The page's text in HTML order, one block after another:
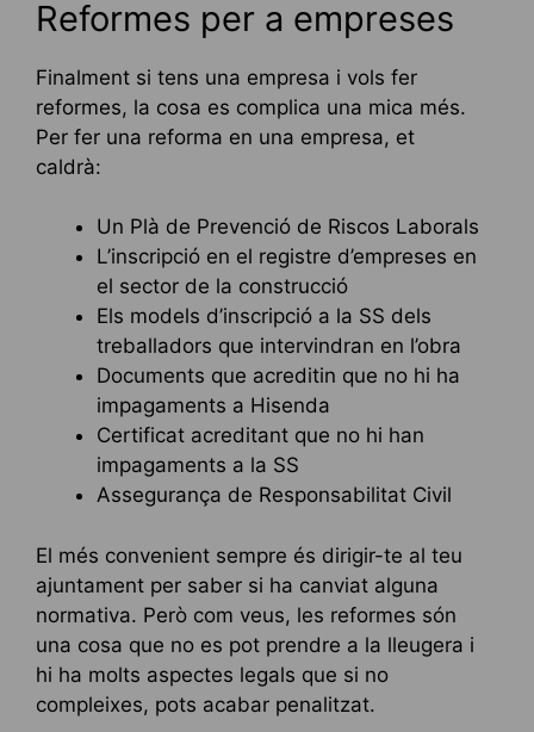
Reformes per a empreses
Finalment si tens una empresa i vols fer
reformes, la cosa es complica una mica més.
Per fer una reforma en una empresa, et
caldrà:
Un Plà de Prevenció de Riscos Laborals
L’inscripció en el registre d’empreses en
el sector de la construcció
Els models d’inscripció a la SS dels
treballadors que intervindran en l’obra
Documents que acreditin que no hi ha
impagaments a Hisenda
Certificat acreditant que no hi han
impagaments a la SS
Assegurança de Responsabilitat Civil
El més convenient sempre és dirigir-te al teu
ajuntament per saber si ha canviat alguna
normativa. Però com veus, les reformes són
una cosa que no es pot prendre a la lleugera i
hi ha molts aspectes legals que si no
compleixes, pots acabar penalitzat.